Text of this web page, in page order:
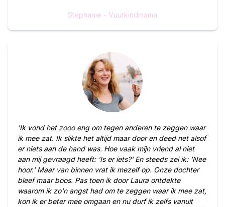
Stephanie - Vuurkindmama
'Ik vond het zooo eng om tegen anderen te zeggen waar
ik mee zat. Ik slikte het altijd maar door en deed net alsof
er niets aan de hand was. Hoe vaak mijn vriend al niet
aan mij gevraagd heeft: 'Is er iets?' En steeds zei ik: 'Nee
hoor.' Maar van binnen vrat ik mezelf op. Onze dochter
bleef maar boos. Pas toen ik door Laura ontdekte
waarom ik zo'n angst had om te zeggen waar ik mee zat,
kon ik er beter mee omgaan en nu durf ik zelfs vanuit